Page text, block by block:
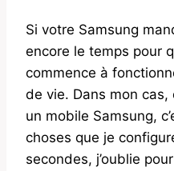
Si votre Samsung
encore le temps pour
commence à
de vie. Dans mon
un mobile Samsung,
choses que je
secondes, j’oublie